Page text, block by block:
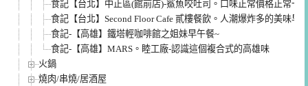
食記【台北】中正區(館前店)-鯊魚咬吐司。口味正常價格正常一
食記【台北】Second Floor Cafe 貳樓餐飲。人潮爆炸多的美味早
食記-【高雄】鐵塔輕咖啡館之姐妹早午餐~
食記-【高雄】MARS。睦工廠-認識這個複合式的高雄味
火鍋
燒肉/串燒/居酒屋